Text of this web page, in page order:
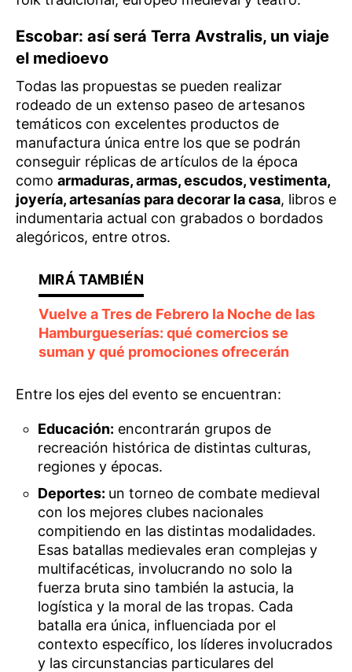
Escobar: así será Terra Avstralis, un viaje
el medioevo
Todas las propuestas se pueden realizar
rodeado de un extenso paseo de artesanos
temáticos con excelentes productos de
manufactura única entre los que se podrán
conseguir réplicas de artículos de la época
como armaduras, armas, escudos, vestimenta,
joyería, artesanías para decorar la casa, libros e
indumentaria actual con grabados o bordados
alegóricos, entre otros.
Vuelve a Tres de Febrero la Noche de las
Hamburgueserías: qué comercios se
suman y qué promociones ofrecerán
Entre los ejes del evento se encuentran:
Educación: encontrarán grupos de
recreación histórica de distintas culturas,
regiones y épocas.
Deportes: un torneo de combate medieval
con los mejores clubes nacionales
compitiendo en las distintas modalidades.
Esas batallas medievales eran complejas y
multifacéticas, involucrando no solo la
fuerza bruta sino también la astucia, la
logística y la moral de las tropas. Cada
batalla era única, influenciada por el
contexto específico, los líderes involucrados
y las circunstancias particulares del